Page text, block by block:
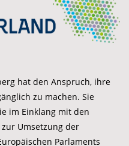
hat den Anspruch, ihre
zu machen. Sie
im Einklang mit den
Umsetzung der
Parlaments